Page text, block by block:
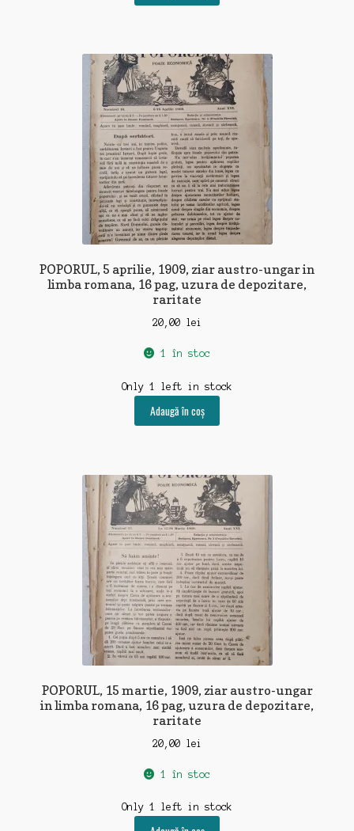
POPORUL, 5 aprilie, 1909, ziar austro-ungar in
limba romana, 16 pag, uzura de depozitare,
raritate
20,00 lei
1 în stoc
Only 1 left in stock
Adaugă în coș
POPORUL, 15 martie, 1909, ziar austro-ungar
in limba romana, 16 pag, uzura de depozitare,
raritate
20,00 lei
1 în stoc
Only 1 left in stock